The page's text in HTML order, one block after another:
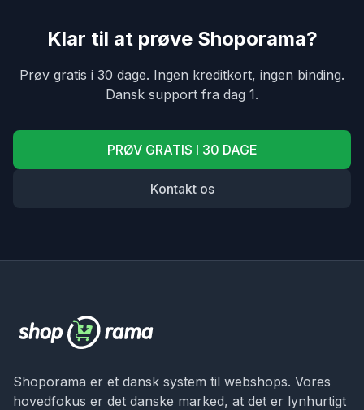
Klar til at prøve Shoporama?
Prøv gratis i 30 dage. Ingen kreditkort, ingen binding.
Dansk support fra dag 1.
PRØV GRATIS I 30 DAGE
Kontakt os
Shoporama er et dansk system til webshops. Vores
hovedfokus er det danske marked, at det er lynhurtigt